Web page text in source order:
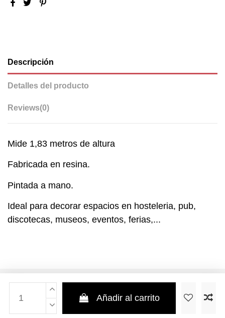
Añadir al carrito
Descripción
Detalles del producto
Reviews(0)
Mide 1,83 metros de altura
Fabricada en resina.
Pintada a mano.
Ideal para decorar espacios en hosteleria, pub,
discotecas, museos, eventos, ferias,...